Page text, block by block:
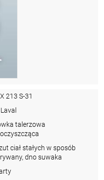
213 S-31
talerzowa
ciał stałych w sposób
dno suwaka